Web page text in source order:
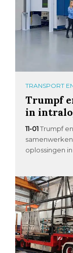
TRANSPORT
Trumpf
in
11-01 Trumpf
oplossingen